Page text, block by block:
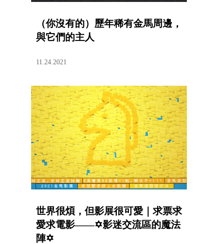
（你沒有的）歷年稀有金馬周邊，
與它們的主人
11.24.2021
世界很煩，但影展很可愛｜求票求
愛求電影——✡影迷交流區的魔法
陣✡